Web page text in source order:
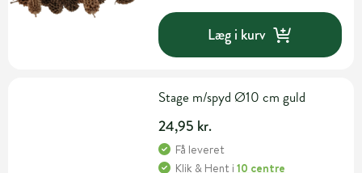
Læg i kurv
Stage m/spyd Ø10 cm guld
24,95 kr.
Få leveret
Klik & Hent i10 centre